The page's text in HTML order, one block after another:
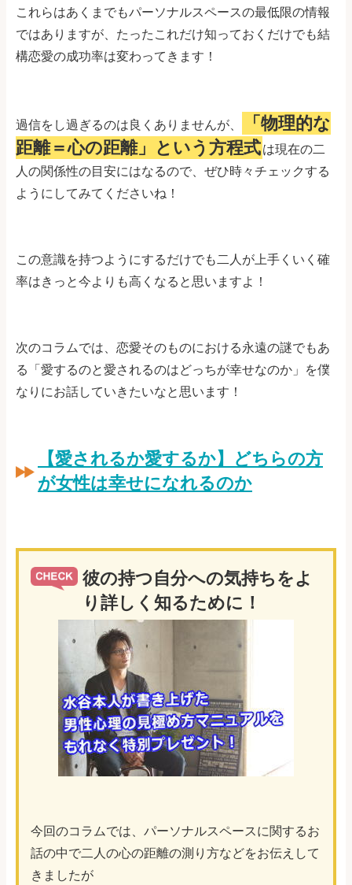
これらはあくまでもパーソナルスペースの最低限の情報
ではありますが、たったこれだけ知っておくだけでも結
構恋愛の成功率は変わってきます！
過信をし過ぎるのは良くありませんが、
「物理的な
距離＝心の距離」という方程式は現在の二
人の関係性の目安にはなるので、ぜひ時々チェックする
ようにしてみてくださいね！
この意識を持つようにするだけでも二人が上手くいく確
率はきっと今よりも高くなると思いますよ！
次のコラムでは、恋愛そのものにおける永遠の謎でもあ
る「愛するのと愛されるのはどっちが幸せなのか」を僕
なりにお話していきたいなと思います！
【愛されるか愛するか】どちらの方
が女性は幸せになれるのか
彼の持つ自分への気持ちをよ
り詳しく知るために！
今回のコラムでは、パーソナルスペースに関するお
話の中で二人の心の距離の測り方などをお伝えして
きましたが